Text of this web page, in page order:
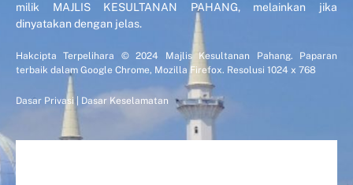
milik MAJLIS KESULTANAN PAHANG, melainkan jika
dinyatakan dengan jelas.
Hakcipta Terpelihara © 2024 Majlis Kesultanan Pahang. Paparan
terbaik dalam Google Chrome, Mozilla Firefox. Resolusi 1024 x 768
Dasar Privasi Dasar Keselamatan